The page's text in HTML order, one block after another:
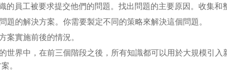
的員工被要求提交他們的問題。找出問題的主要原因。收集和
題的解決方案。你需要製定不同的策略來解決這個問題。
案實施前後的情況。
世界中，在前三個階段之後，所有知識都可以用於大規模引
。